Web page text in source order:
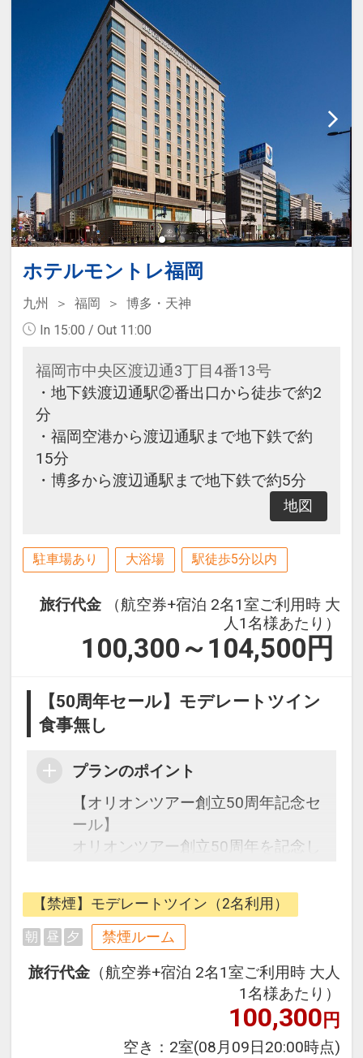
ホテルモントレ福岡
九州 福岡
博多・天神
In 15:00 / Out 11:00
福岡市中央区渡辺通3丁目4番13号
・地下鉄渡辺通駅②番出口から徒歩で約2
分
・福岡空港から渡辺通駅まで地下鉄で約
15分
・博多から渡辺通駅まで地下鉄で約5分
地図
駐車場あり 大浴場 駅徒歩5分以内
旅行代金
（航空券+宿泊 2名1室ご利用時 大
人1名様あたり）
100,300～104,500 円
【50周年セール】モデレートツイン
食事無し
プランのポイント
【オリオンツアー創立50周年記念セ
ール】
オリオンツアー創立50周年を記念し
往復の航空券と宿泊がセットになっ
たスタンダードの＜食事なし＞プラ
ンです。
フライトと宿泊を自由に組み合わせ
できるダイナミックパッケージだか
ら、一都市滞在はもちろん周遊旅行
にも最適！
【禁煙】モデレートツイン（2名利用）
朝 昼 夕 禁煙ルーム
旅行代金 （航空券+宿泊 2名1室ご利用時 大人
1名様あたり）
100,300円
空き： 2室(08月09日20:00時点)